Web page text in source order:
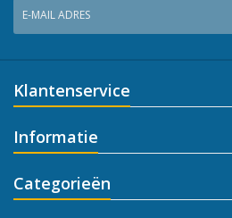
E-MAIL ADRES
Klantenservice
Informatie
Categorieën